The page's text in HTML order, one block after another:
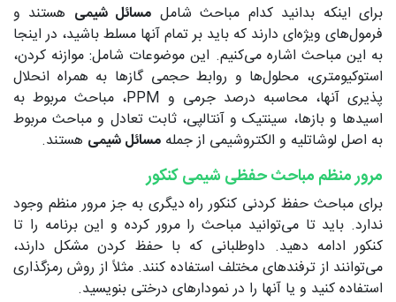
برای اینکه بدانید کدام مباحث شامل مسائل شیمی هستند و
فرمول‌های ویژه‌ای دارند که باید بر تمام آنها مسلط باشید‌، در اینجا
به این مباحث اشاره می‌کنیم. این موضوعات شامل: موازنه کردن،
استوکیومتری، محلول‌ها و روابط حجمی گازها به همراه انحلال
پذیری آنها، محاسبه درصد جرمی و PPM، مباحث مربوط به
اسیدها و بازها، سینتیک و آنتالپی، ثابت تعادل و مباحث مربوط
به اصل لوشاتلیه و الکتروشیمی از جمله مسائل شیمی هستند.
مرور منظم مباحث حفظی شیمی کنکور
برای مباحث حفظ کردنی کنکور راه دیگری به جز مرور منظم وجود
ندارد. باید تا می‌توانید مباحث را مرور کرده و این برنامه را تا
کنکور ادامه دهید. داوطلبانی که با حفظ کردن مشکل دارند،
می‌توانند از ترفندهای مختلف استفاده کنند. مثلاً از روش رمزگذاری
استفاده کنید و یا آنها را در نمودارهای درختی بنویسید.